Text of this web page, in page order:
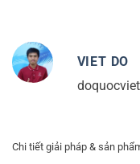
VIET DO
Chi tiết giải pháp & sản